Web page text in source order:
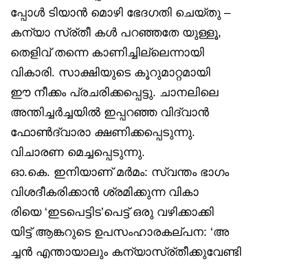
പ്പോൾ ടിയാൻ മൊഴി ഭേദഗതി ചെയ്തു –
കന്യാ സ്ര്തീ കൾ പറഞ്ഞതേ യുള്ളൂ,
തെളിവ് തന്നെ കാണിച്ചില്ലെന്നായി
വികാരി. സാക്ഷിയുടെ കൂറുമാറ്റമായി
ഈ നീക്കം പ്രചരിക്കപ്പെട്ടു. ചാനലിലെ
അന്തിച്ചർച്ചയിൽ ഇപ്പറഞ്ഞ വിദ്വാൻ
ഫോൺദ്വാരാ ക്ഷണിക്കപ്പെടുന്നു.
വിചാരണ മെച്ചപ്പെടുന്നു.
ഓ.കെ. ഇനിയാണ് മർമം: സ്വന്തം ഭാഗം
വിശദീകരിക്കാൻ ശ്രമിക്കുന്ന വികാ
രിയെ ‘ഇടപെട്ടിട’പെട്ട് ഒരു വഴിക്കാക്കി
യിട്ട് ആങ്കറുടെ ഉപസംഹാരകല്പന: ‘അ
ച്ചൻ എന്തായാലും കന്യാസ്ര്തീക്കുവേണ്ടി